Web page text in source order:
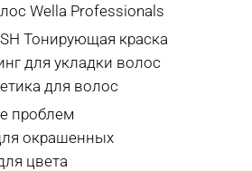
Wella Professionals
Тонирующая краска
для укладки волос
для волос
проблем
окрашенных
цвета